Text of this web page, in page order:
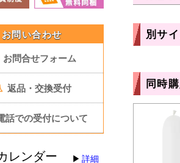
お問い合わせ
お問合せフォーム
返品・交換受付
話での受付について
レンダー 詳細
別サ
同時